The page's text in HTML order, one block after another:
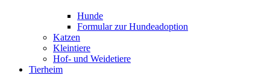
Hunde
Formular zur Hundeadoption
Katzen
Kleintiere
Hof- und Weidetiere
Tierheim